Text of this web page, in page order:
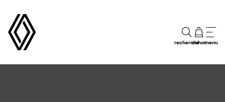
rechercheachatmenu